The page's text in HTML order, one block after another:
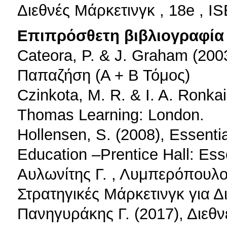
Διεθνές Μάρκετινγκ , 18e ,
Επιπρόσθετη βιβλιογραφία
Cateora, P. & J. Graham
Παπαζήση (Α + Β Τόμος)
Czinkota, M. R. & I. A.
Thomas Learning: London.
Hollensen, S. (2008),
Education –Prentice Hall:
Αυλωνίτης Γ. ,
Στρατηγικές Μάρκετινγκ για
Πανηγυράκης Γ. (2017),